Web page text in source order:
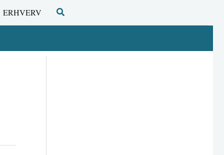
ERHVERV Søg